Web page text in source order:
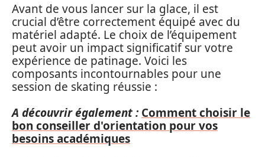
Avant de vous lancer sur la glace, il est
crucial d’être correctement équipé avec du
matériel adapté. Le choix de l’équipement
peut avoir un impact significatif sur votre
expérience de patinage. Voici les
composants incontournables pour une
session de skating réussie :
A découvrir également : Comment choisir le
bon conseiller d'orientation pour vos
besoins académiques